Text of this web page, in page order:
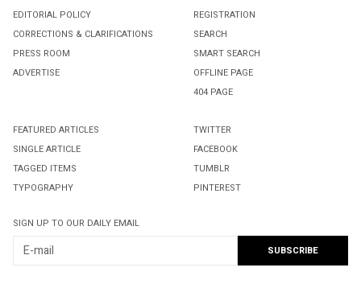
EDITORIAL POLICY
CORRECTIONS & CLARIFICATIONS
PRESS ROOM
ADVERTISE
REGISTRATION
SEARCH
SMART SEARCH
OFFLINE PAGE
404 PAGE
FEATURED ARTICLES
SINGLE ARTICLE
TAGGED ITEMS
TYPOGRAPHY
TWITTER
FACEBOOK
TUMBLR
PINTEREST
SIGN UP TO OUR DAILY EMAIL